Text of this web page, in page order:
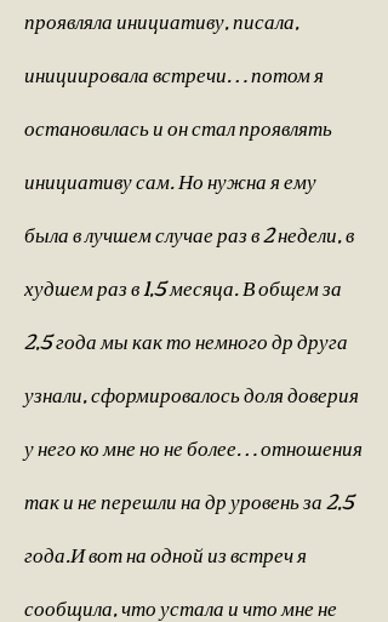
проявляла инициативу, писала,
инициировала встречи… потом я
остановилась и он стал проявлять
инициативу сам. Но нужна я ему
была в лучшем случае раз в 2 недели, в
худшем раз в 1,5 месяца. В общем за
2,5 года мы как то немного др друга
узнали, сформировалось доля доверия
у него ко мне но не более… отношения
так и не перешли на др уровень за 2,5
года.И вот на одной из встреч я
сообщила, что устала и что мне не